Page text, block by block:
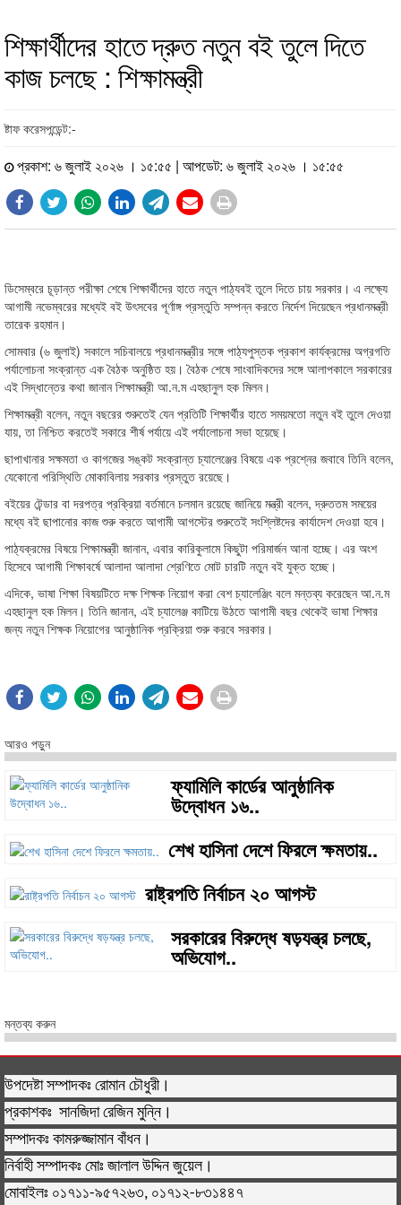
শিক্ষার্থীদের হাতে দ্রুত নতুন বই তুলে দিতে
কাজ চলছে : শিক্ষামন্ত্রী
ষ্টাফ করেসপন্ডেন্ট:-
প্রকাশ: ৬ জুলাই ২০২৬ । ১৫:৫৫ | আপডেট: ৬ জুলাই ২০২৬ । ১৫:৫৫
ডিসেম্বরে চূড়ান্ত পরীক্ষা শেষে শিক্ষার্থীদের হাতে নতুন পাঠ্যবই তুলে দিতে চায় সরকার। এ লক্ষ্যে
আগামী নভেম্বরের মধ্যেই বই উৎসবের পূর্ণাঙ্গ প্রস্তুতি সম্পন্ন করতে নির্দেশ দিয়েছেন প্রধানমন্ত্রী
তারেক রহমান।
সোমবার (৬ জুলাই) সকালে সচিবালয়ে প্রধানমন্ত্রীর সঙ্গে পাঠ্যপুস্তক প্রকাশ কার্যক্রমের অগ্রগতি
পর্যালোচনা সংক্রান্ত এক বৈঠক অনুষ্ঠিত হয়। বৈঠক শেষে সাংবাদিকদের সঙ্গে আলাপকালে সরকারের
এই সিদ্ধান্তের কথা জানান শিক্ষামন্ত্রী আ.ন.ম এহছানুল হক মিলন।
শিক্ষামন্ত্রী বলেন, নতুন বছরের শুরুতেই যেন প্রতিটি শিক্ষার্থীর হাতে সময়মতো নতুন বই তুলে দেওয়া
যায়, তা নিশ্চিত করতেই সকারে শীর্ষ পর্যায়ে এই পর্যালোচনা সভা হয়েছে।
ছাপাখানার সক্ষমতা ও কাগজের সঙ্কট সংক্রান্ত চ্যালেঞ্জের বিষয়ে এক প্রশ্নের জবাবে তিনি বলেন,
যেকোনো পরিস্থিতি মোকাবিলায় সরকার প্রস্তুত রয়েছে।
বইয়ের টেন্ডার বা দরপত্র প্রক্রিয়া বর্তমানে চলমান রয়েছে জানিয়ে মন্ত্রী বলেন, দ্রুততম সময়ের
মধ্যে বই ছাপানোর কাজ শুরু করতে আগামী আগস্টের শুরুতেই সংশ্লিষ্টদের কার্যাদেশ দেওয়া হবে।
পাঠ্যক্রমের বিষয়ে শিক্ষামন্ত্রী জানান, এবার কারিকুলামে কিছুটা পরিমার্জন আনা হচ্ছে। এর অংশ
হিসেবে আগামী শিক্ষাবর্ষে আলাদা আলাদা শ্রেণিতে মোট চারটি নতুন বই যুক্ত হচ্ছে।
এদিকে, ভাষা শিক্ষা বিষয়টিতে দক্ষ শিক্ষক নিয়োগ করা বেশ চ্যালেঞ্জিং বলে মন্তব্য করেছেন আ.ন.ম
এহছানুল হক মিলন। তিনি জানান, এই চ্যালেঞ্জ কাটিয়ে উঠতে আগামী বছর থেকেই ভাষা শিক্ষার
জন্য নতুন শিক্ষক নিয়োগের আনুষ্ঠানিক প্রক্রিয়া শুরু করবে সরকার।
আরও পড়ুন
ফ্যামিলি কার্ডের আনুষ্ঠানিক
উদ্বোধন ১৬..
শেখ হাসিনা দেশে ফিরলে ক্ষমতায়..
রাষ্ট্রপতি নির্বাচন ২০ আগস্ট
সরকারের বিরুদ্ধে ষড়যন্ত্র চলছে,
অভিযোগ..
মন্তব্য করুন
উপদেষ্টা সম্পাদকঃ রোমান চৌধুরী।
প্রকাশকঃ সানজিদা রেজিন মুন্নি।
সম্পাদকঃ কামরুজ্জামান বাঁধন।
নির্বাহী সম্পাদকঃ মোঃ জালাল উদ্দিন জুয়েল।
মোবাইলঃ ০১৭১১-৯৫৭২৬৩, ০১৭১২-৮৩১৪৪৭